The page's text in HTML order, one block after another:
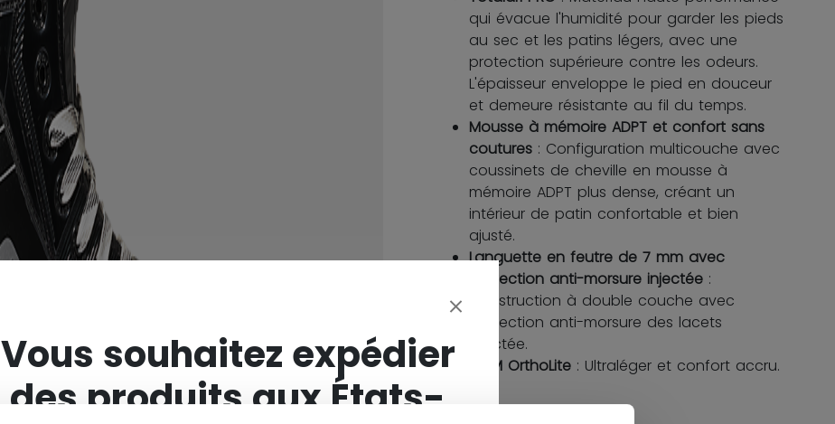
Vous souhaitez expédier
des produits aux États-
qui évacue l'humidité pour garder les pieds
au sec et les patins légers, avec une
protection supérieure contre les odeurs.
L'épaisseur enveloppe le pied en douceur
et demeure résistante au fil du temps.
Mousse à mémoire ADPT et confort sans
coutures : Configuration multicouche avec
coussinets de cheville en mousse à
mémoire ADPT plus dense, créant un
intérieur de patin confortable et bien
ajusté.
Languette en feutre de 7 mm avec
protection anti-morsure injectée :
Construction à double couche avec
protection anti-morsure des lacets
injectée.
CCM OrthoLite : Ultraléger et confort accru.